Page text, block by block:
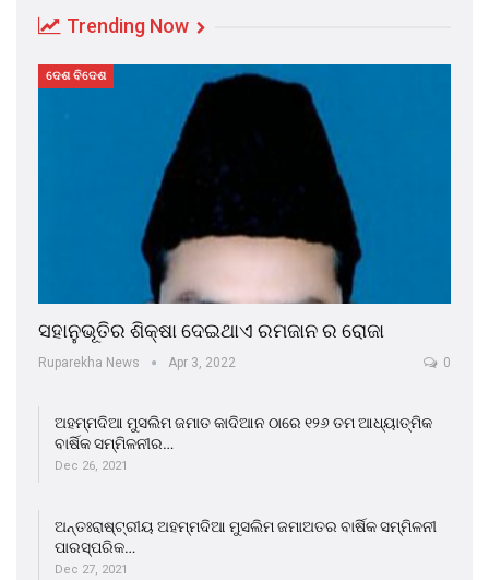
Trending Now
ଦେଶ ବିଦେଶ
ସହାନୁଭୂତିର ଶିକ୍ଷା ଦେଇଥାଏ ରମଜାନ ର ରୋଜା
Ruparekha News Apr 3, 2022 0
ଅହମ୍ମଦିଆ ମୁସଲିମ ଜମାତ କାଦିଆନ ଠାରେ ୧୨୬ ତମ ଆଧ୍ୟାତ୍ମିକ
ବାର୍ଷିକ ସମ୍ମିଳନୀର…
Dec 26, 2021
ଅନ୍ତଃରାଷ୍ଟ୍ରୀୟ ଅହମ୍ମଦିଆ ମୁସଲିମ ଜମାଅତର ବାର୍ଷିକ ସମ୍ମିଳନୀ
ପାରସ୍ପରିକ…
Dec 27, 2021